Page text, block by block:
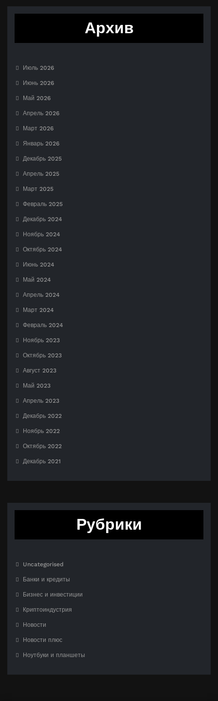
Архив
Июль 2026
Июнь 2026
Май 2026
Апрель 2026
Март 2026
Январь 2026
Декабрь 2025
Апрель 2025
Март 2025
Февраль 2025
Декабрь 2024
Ноябрь 2024
Октябрь 2024
Июнь 2024
Май 2024
Апрель 2024
Март 2024
Февраль 2024
Ноябрь 2023
Октябрь 2023
Август 2023
Май 2023
Апрель 2023
Декабрь 2022
Ноябрь 2022
Октябрь 2022
Декабрь 2021
Рубрики
Uncategorised
Банки и кредиты
Бизнес и инвестиции
Криптоиндустрия
Новости
Новости плюс
Ноутбуки и планшеты